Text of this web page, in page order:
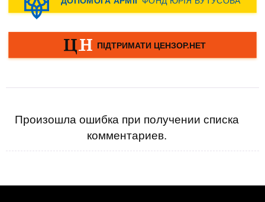
Произошла ошибка при получении списка
комментариев.